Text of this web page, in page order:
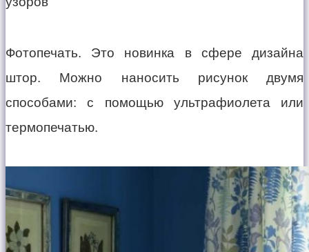
Фотопечать. Это новинка в сфере дизайна
штор. Можно наносить рисунок двумя
способами: с помощью ультрафиолета или
термопечатью.